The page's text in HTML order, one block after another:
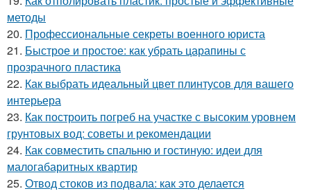
методы
20. Профессиональные секреты военного юриста
21. Быстрое и простое: как убрать царапины с
прозрачного пластика
22. Как выбрать идеальный цвет плинтусов для вашего
интерьера
23. Как построить погреб на участке с высоким уровнем
грунтовых вод: советы и рекомендации
24. Как совместить спальню и гостиную: идеи для
малогабаритных квартир
25. Отвод стоков из подвала: как это делается